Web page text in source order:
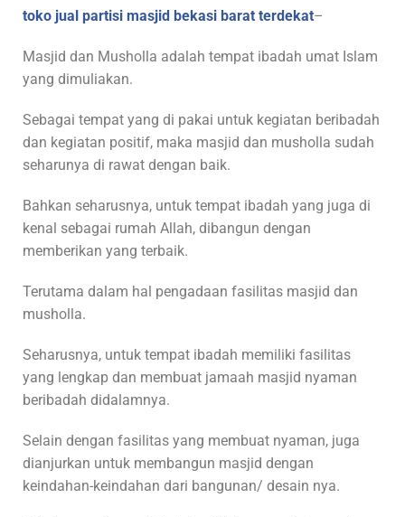
toko jual partisi masjid bekasi barat terdekat–
Masjid dan Musholla adalah tempat ibadah umat Islam
yang dimuliakan.
Sebagai tempat yang di pakai untuk kegiatan beribadah
dan kegiatan positif, maka masjid dan musholla sudah
seharunya di rawat dengan baik.
Bahkan seharusnya, untuk tempat ibadah yang juga di
kenal sebagai rumah Allah, dibangun dengan
memberikan yang terbaik.
Terutama dalam hal pengadaan fasilitas masjid dan
musholla.
Seharusnya, untuk tempat ibadah memiliki fasilitas
yang lengkap dan membuat jamaah masjid nyaman
beribadah didalamnya.
Selain dengan fasilitas yang membuat nyaman, juga
dianjurkan untuk membangun masjid dengan
keindahan-keindahan dari bangunan/ desain nya.